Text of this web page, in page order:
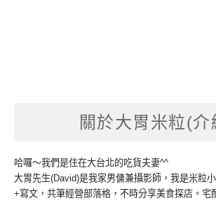
關於大胃米粒(介
哈囉～我們是住在大台北的吃貨夫妻^^
大胃先生(David)是我家男傭兼攝影師，我是米粒
+寫文，共筆經營部落格，不時分享美食探店。宅